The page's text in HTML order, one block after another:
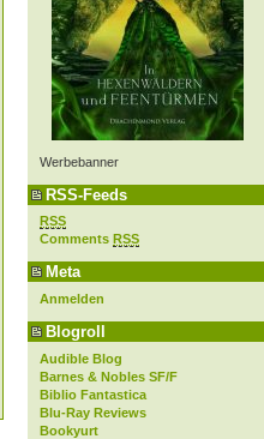
Werbebanner
RSS-Feeds
RSS
Comments RSS
Meta
Anmelden
Blogroll
Audible Blog
Barnes & Nobles SF/F
Biblio Fantastica
Blu-Ray Reviews
Bookyurt